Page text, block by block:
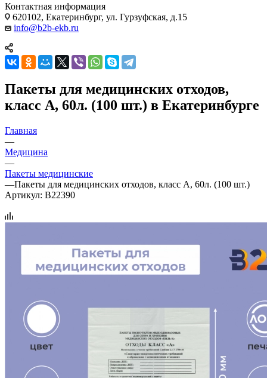
Контактная информация
620102, Екатеринбург, ул. Гурзуфская, д.15
info@b2b-ekb.ru
Пакеты для медицинских отходов,
класс А, 60л. (100 шт.) в Екатеринбурге
Главная
—
Медицина
—
Пакеты медицинские
—Пакеты для медицинских отходов, класс А, 60л. (100 шт.)
Артикул: B22390